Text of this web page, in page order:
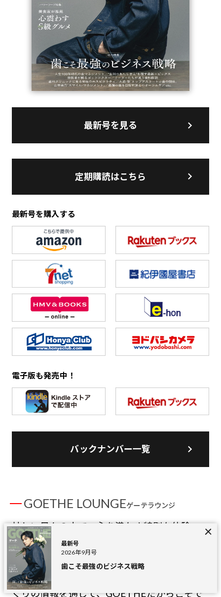
最新号を見る
定期購読はこちら
最新号を購入する
電子版も発売中！
バックナンバー一覧
GOETHE LOUNGEゲーテラウンジ
忙しい日々の中で、心を満たす特別な体験
を。GOETHE LOUNGEは、上質な時間を求め
るあなたのための登録無料の会員制サービ
ス。限定イベント、優待特典、そして選りす
ぐりの情報を通じて、GOETHEだからこそで
最新号
2026年9月号
歯こそ最強のビジネス戦略